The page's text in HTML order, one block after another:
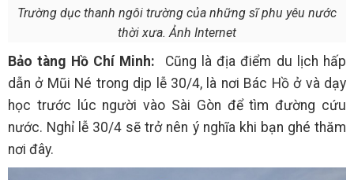
Trường dục thanh ngôi trường của những sĩ phu yêu nước
thời xưa. Ảnh Internet
Bảo tàng Hồ Chí Minh:
Cũng là địa điểm du lịch hấp
dẫn ở Mũi Né trong dịp lễ 30/4, là nơi Bác Hồ ở và dạy
học trước lúc người vào Sài Gòn để tìm đường cứu
nước. Nghỉ lễ 30/4 sẽ trở nên ý nghĩa khi bạn ghé thăm
nơi đây.